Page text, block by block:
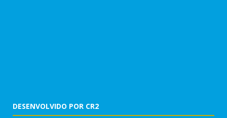
DESENVOLVIDO POR CR2